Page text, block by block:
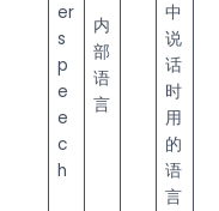
er
s
p
e
e
c
h
内
部
语
言
中
说
话
时
用
的
语
言